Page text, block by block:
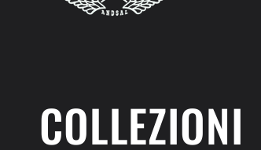
COLLEZIONI